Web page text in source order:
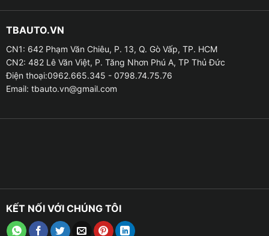
Hiển thị sắc nét, cảm ứng mượt mà
hình ảnh chân thực, góc nhìn rộng, thao tác cảm ứng
nhanh nhạy, phù hợp khi quan sát bản đồ hoặc giải trí.
– Oled X4 chạy hệ điều hành Android nên có thể truy
TBAUTO.VN
CN1: 642 Phạm Văn Chiêu, P. 13, Q. Gò Vấp, TP. HCM
CN2: 482 Lê Văn Việt, P. Tăng Nhơn Phú A, TP Thủ Đức
Điện thoại:0962.665.345 - 0798.74.75.76
Email: tbauto.vn@gmail.com
KẾT NỐI VỚI CHÚNG TÔI